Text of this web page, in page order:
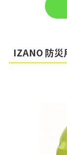
IZANO 防災